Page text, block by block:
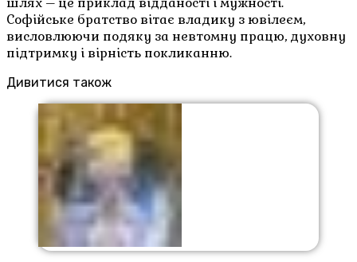
Софійське братство вітає владику з ювілеєм,
висловлюючи подяку за невтомну працю, духовну
підтримку і вірність покликанню.
Дивитися також